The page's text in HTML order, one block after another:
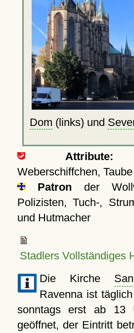
Dom (links) und
Attribute:
Weberschiffchen, Taube
Patron der
Polizisten, Tuch-,
und Hutmacher
Stadlers Vollständiges
Die Kirche
Ravenna ist
sonntags erst ab 13
geöffnet, der Eintritt